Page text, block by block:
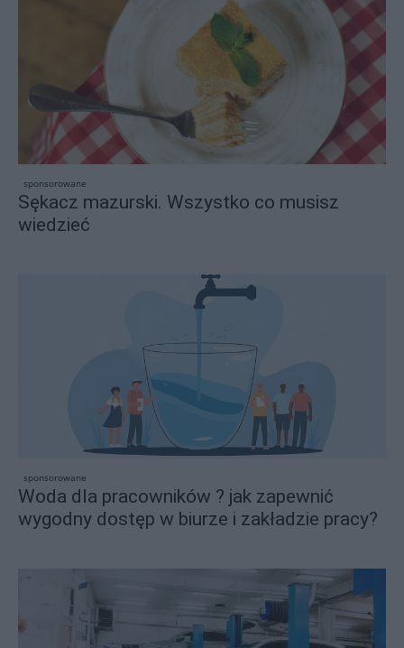
sponsorowane
Sękacz mazurski. Wszystko co musisz
wiedzieć
sponsorowane
Woda dla pracowników ? jak zapewnić
wygodny dostęp w biurze i zakładzie pracy?